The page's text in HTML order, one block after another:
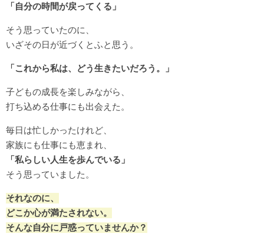
「自分の時間が戻ってくる」
そう思っていたのに、
いざその日が近づくとふと思う。
「これから私は、どう生きたいだろう。」
子どもの成長を楽しみながら、
打ち込める仕事にも出会えた。
毎日は忙しかったけれど、
家族にも仕事にも恵まれ、
「私らしい人生を歩んでいる」
そう思っていました。
それなのに、
どこか心が満たされない。
そんな自分に戸惑っていませんか？